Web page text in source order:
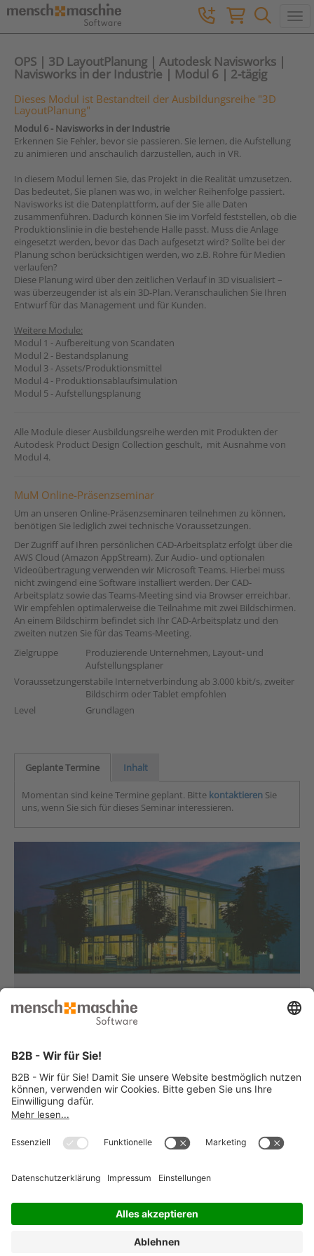
OPS | 3D LayoutPlanung | Autodesk Navisworks |
Navisworks in der Industrie | Modul 6 | 2-tägig
Dieses Modul ist Bestandteil der Ausbildungsreihe "3D
LayoutPlanung"
Modul 6 - Navisworks in der Industrie
Erkennen Sie Fehler, bevor sie passieren. Sie lernen, die Aufstellung
zu animieren und anschaulich darzustellen, auch in VR.
In diesem Modul lernen Sie, das Projekt in die Realität umzusetzen.
Das bedeutet, Sie planen was wo, in welcher Reihenfolge passiert.
Navisworks ist die Datenplattform, auf der Sie alle Daten
zusammenführen. Dadurch können Sie im Vorfeld feststellen, ob die
Produktionslinie in die bestehende Halle passt. Muss die Anlage
eingesetzt werden, bevor das Dach aufgesetzt wird? Sollte bei der
Planung schon berücksichtigen werden, wo z.B. Rohre für Medien
verlaufen?
Diese Planung wird über den zeitlichen Verlauf in 3D visualisiert –
was überzeugender ist als ein 3D-Plan. Veranschaulichen Sie Ihren
Entwurf für das Management und für Kunden.
Weitere Module:
Modul 1 - Aufbereitung von Scandaten
Modul 2 - Bestandsplanung
Modul 3 - Assets/Produktionsmittel
Modul 4 - Produktionsablaufsimulation
Modul 5 - Aufstellungsplanung
Alle Module dieser Ausbildungsreihe werden mit Produkten der
Autodesk Product Design Collection geschult, mit Ausnahme von
Modul 4.
MuM Online-Präsenzseminar
Um an unseren Online-Präsenzseminaren teilnehmen zu können,
benötigen Sie lediglich zwei technische Voraussetzungen.
Der Zugriff auf Ihren persönlichen CAD-Arbeitsplatz erfolgt über die
AWS Cloud (Amazon AppStream). Zur Audio- und optionalen
Videoübertragung verwenden wir Microsoft Teams. Hierbei muss
nicht zwingend eine Software installiert werden. Der CAD-
Arbeitsplatz sowie das Teams-Meeting sind via Browser erreichbar.
Wir empfehlen optimalerweise die Teilnahme mit zwei Bildschirmen.
An einem Bildschirm befindet sich Ihr CAD-Arbeitsplatz und den
zweiten nutzen Sie für das Teams-Meeting.
Zielgruppe
Produzierende Unternehmen, Layout- und
Aufstellungsplaner
Voraussetzungenstabile Internetverbindung ab 3.000 kbit/s, zweiter
Bildschirm oder Tablet empfohlen
Level
Grundlagen
Geplante Termine Inhalt
Momentan sind keine Termine geplant. Bitte kontaktieren Sie
uns, wenn Sie sich für dieses Seminar interessieren.
Haben Sie Fragen?
Dann rufen Sie uns an...
von 08:30 bis 12:00 Uhr
und 12:30 bis 17:00 Uhr
Freitag
und 12:30 bis 15:00 Uhr